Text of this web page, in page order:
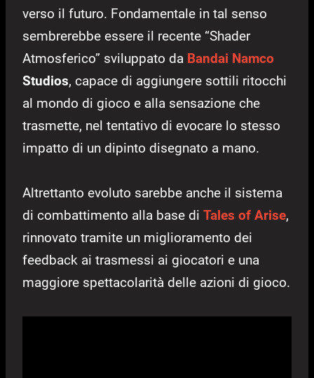
verso il futuro. Fondamentale in tal senso
sembrerebbe essere il recente “Shader
Atmosferico” sviluppato da Bandai Namco
Studios, capace di aggiungere sottili ritocchi
al mondo di gioco e alla sensazione che
trasmette, nel tentativo di evocare lo stesso
impatto di un dipinto disegnato a mano.
Altrettanto evoluto sarebbe anche il sistema
di combattimento alla base di Tales of Arise,
rinnovato tramite un miglioramento dei
feedback ai trasmessi ai giocatori e una
maggiore spettacolarità delle azioni di gioco.